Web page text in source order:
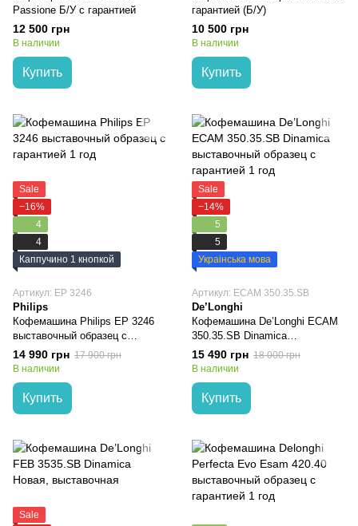
Passione Б/У с гарантией
12 500 грн
В наличии
Купить
гарантией (Б/У)
10 500 грн
В наличии
Купить
Sale
−16%
4
4
Каппучино 1 кнопкой
Артикул: EP 3246
Philips
Кофемашина Philips EP 3246
выставочный образец с
гарантией 1 год
14 990 грн 17 900 грн
В наличии
Купить
Sale
−14%
5
5
Украінська мова
Артикул: ECAM 350.35.SB
De’Longhi
Кофемашина De’Longhi ECAM
350.35.SB Dinamica
выставочный образец с
гарантией 1 год
15 490 грн 18 000 грн
В наличии
Купить
Sale